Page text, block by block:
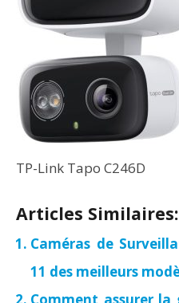
TP-Link Tapo C246D
Articles Similaires:
Caméras de
11 des meilleurs